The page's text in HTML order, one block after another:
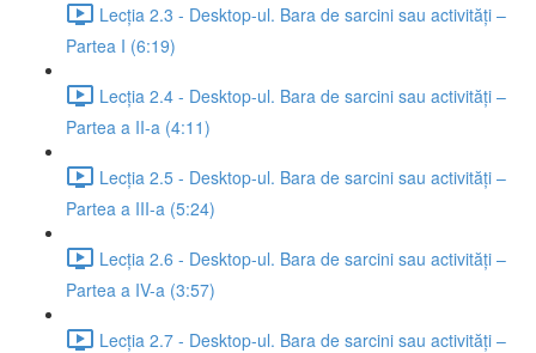
Lecția 2.3 - Desktop-ul. Bara de sarcini sau activități –
Partea I (6:19)
Lecția 2.4 - Desktop-ul. Bara de sarcini sau activități –
Partea a II-a (4:11)
Lecția 2.5 - Desktop-ul. Bara de sarcini sau activități –
Partea a III-a (5:24)
Lecția 2.6 - Desktop-ul. Bara de sarcini sau activități –
Partea a IV-a (3:57)
Lecția 2.7 - Desktop-ul. Bara de sarcini sau activități –